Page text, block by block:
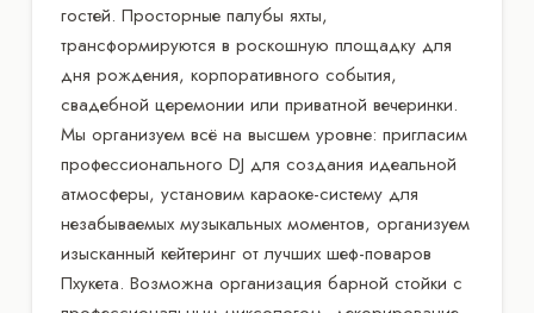
гостей. Просторные палубы яхты,
трансформируются в роскошную площадку для
дня рождения, корпоративного события,
свадебной церемонии или приватной вечеринки.
Мы организуем всё на высшем уровне: пригласим
профессионального DJ для создания идеальной
атмосферы, установим караоке-систему для
незабываемых музыкальных моментов, организуем
изысканный кейтеринг от лучших шеф-поваров
Пхукета. Возможна организация барной стойки с